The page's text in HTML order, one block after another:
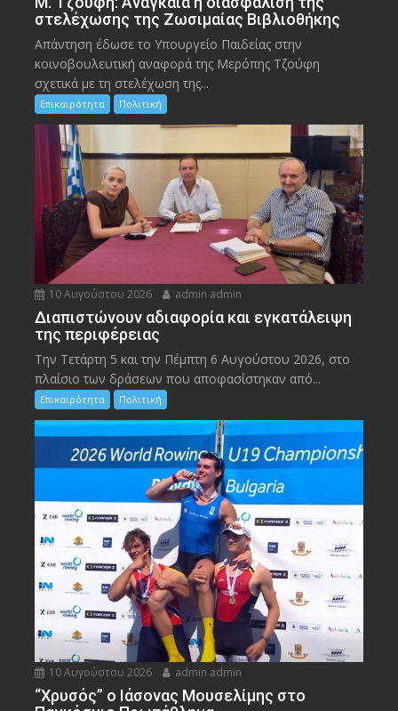
στελέχωσης της Ζωσιμαίας Βιβλιοθήκης
Απάντηση έδωσε το Υπουργείο Παιδείας στην
κοινοβουλευτική αναφορά της Μερόπης Τζούφη
σχετικά με τη στελέχωση της...
Επικαιρότητα Πολιτική
10 Αυγούστου 2026 admin admin
Διαπιστώνουν αδιαφορία και εγκατάλειψη
της περιφέρειας
Την Τετάρτη 5 και την Πέμπτη 6 Αυγούστου 2026, στο
πλαίσιο των δράσεων που αποφασίστηκαν από...
Επικαιρότητα Πολιτική
10 Αυγούστου 2026 admin admin
“Χρυσός” ο Ιάσονας Μουσελίμης στο